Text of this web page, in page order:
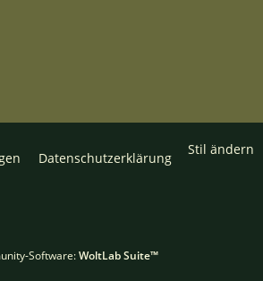
Stil ändern
Datenschutzerklärung
Software:WoltLab Suite™